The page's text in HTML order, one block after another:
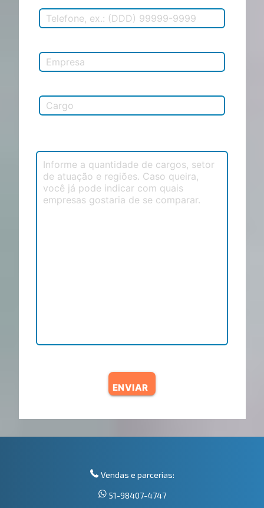
ENVIAR
Vendas e parcerias:
51-98407-4747